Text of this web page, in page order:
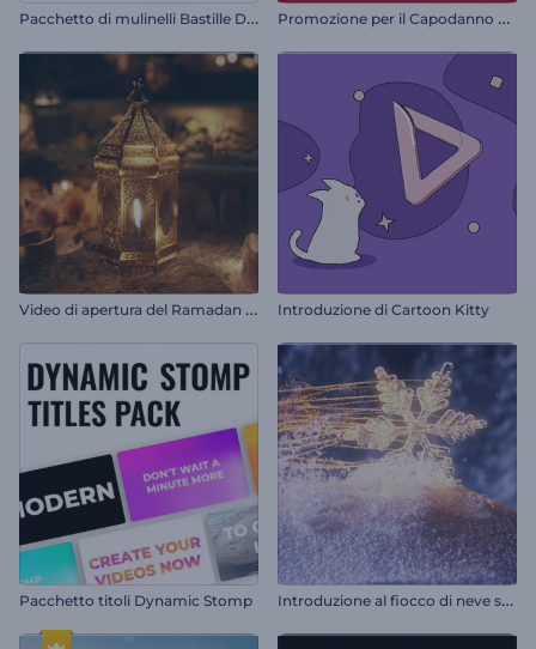
P
acchetto di mulinelli Bastille Day P
romozione per il Capodanno cinese
V
ideo di apertura del Ramadan di Luminary Introduzione di Cartoon Kitty
Pacchetto titoli Dynamic Stomp I
ntroduzione al fiocco di neve scintillante